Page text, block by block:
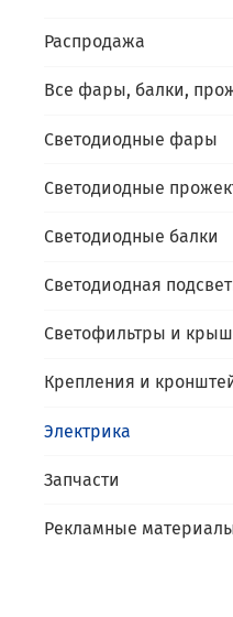
Распродажа
Все фары, балки,
Светодиодные фары
Светодиодные
Светодиодные балки
Светодиодная
Светофильтры и
Крепления и
Электрика
Запчасти
Рекламные